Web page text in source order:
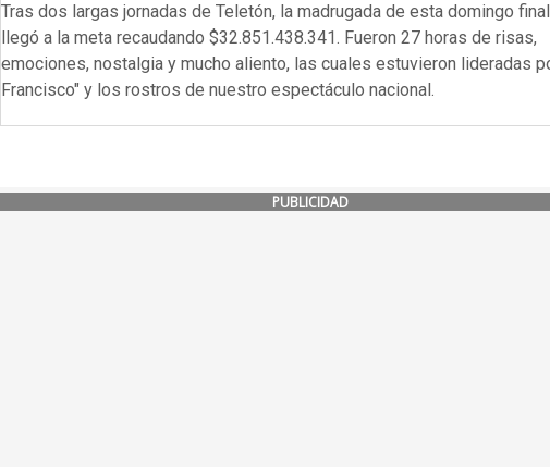
Tras dos largas jornadas de Teletón, la madrugada de esta domingo
llegó a la meta recaudando $32.851.438.341. Fueron 27 horas de risas,
emociones, nostalgia y mucho aliento, las cuales estuvieron lideradas
Francisco" y los rostros de nuestro espectáculo nacional.
PUBLICIDAD